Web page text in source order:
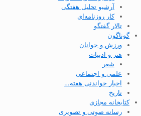
آرشیو تحلیل هفتگی
کار روزنامه‌ای
تالار گفتگو
گوناگون
ورزش و جوانان
هنر و ادبیات
شعر
علمی و اجتماعی
اخبار خواندنی هفته…
تاریخ
کتابخانه مجازی
رسانه صوتی و تصویری